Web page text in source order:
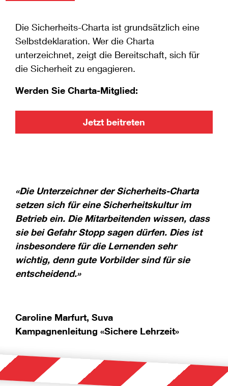
Die Sicherheits-Charta ist grundsätzlich eine
Selbstdeklaration. Wer die Charta
unterzeichnet, zeigt die Bereitschaft, sich für
die Sicherheit zu engagieren.
Werden Sie Charta-Mitglied:
Jetzt beitreten
«Die Unterzeichner der Sicherheits-Charta
setzen sich für eine Sicherheitskultur im
Betrieb ein. Die Mitarbeitenden wissen, dass
sie bei Gefahr Stopp sagen dürfen. Dies ist
insbesondere für die Lernenden sehr
wichtig, denn gute Vorbilder sind für sie
entscheidend.»
Caroline Marfurt, Suva
Kampagnenleitung «Sichere Lehrzeit»